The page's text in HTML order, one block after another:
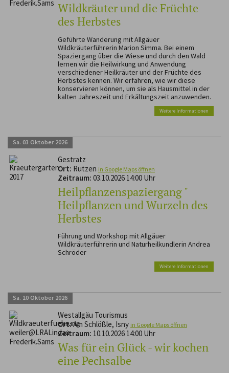
Wildkräuter und die Früchte
des Herbstes
Geführte Wanderung mit Allgäuer
Wildkräuterführerin Marion Simma. Bei einem
Spaziergang über die Wiese und durch den Wald
lernen wir die Heilwirkung und Anwendung
verschiedener Heilkräuter und der Früchte des
Herbstes kennen. Wir erfahren, wie wir diese
konservieren können, um sie als Hausmittel in der
kalten Jahreszeit und Erkältungszeit anzuwenden.
Weitere Informationen
Sa. 03 Oktober 2026
Gestratz
Ort: Rutzen in Google Maps öffnen
Zeitraum: 03.10.2026 14:00 Uhr
Heilpflanzenspaziergang "
Heilpflanzen und Wurzeln des
Herbstes
Führung und Workshop mit Allgäuer
Wildkräuterführerin und Naturheilkundlerin Andrea
Schröder
Weitere Informationen
Sa. 10 Oktober 2026
Westallgäu Tourismus
Ort:Am Schlößle, Isny in Google Maps öffnen
Zeitraum: 10.10.2026 14:00 Uhr
Was für ein Glück - wir kochen
eine Pechsalbe